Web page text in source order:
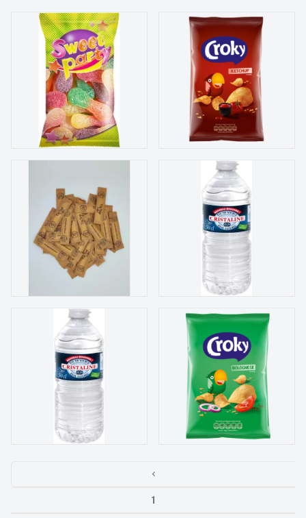
Sweet Party n°26 "mini
langue citrique" 16 pces
Chips Croky ketchup
20x40gr
Sucre stick 1000 x 4gr
Cristaline eau plate
bouteilles 24x50cl
Cristaline eau plate
bouteilles 6x1,5l
Chips Croky bolognaise
20x40gr
1